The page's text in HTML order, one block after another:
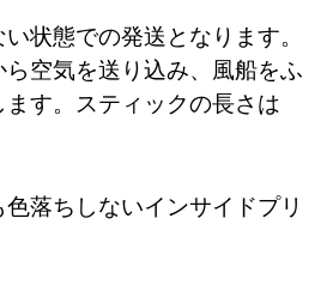
状態での発送となります。
空気を送り込み、風船をふ
ます。スティックの長さは
落ちしないインサイドプリ